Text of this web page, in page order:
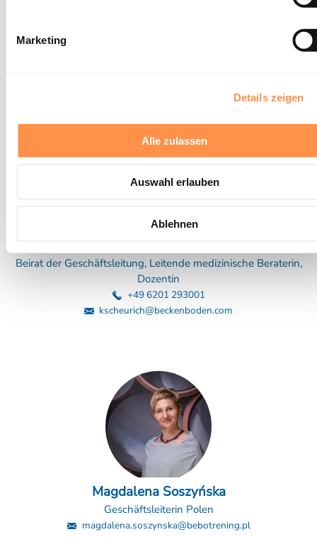
Marketing
Details zeigen
Alle zulassen
Auswahl erlauben
Ablehnen
Beirat der Geschäftsleitung, Leitende medizinische Beraterin,
Dozentin
+49 6201 293001
kscheurich@beckenboden.com
Magdalena Soszyńska
Geschäftsleiterin Polen
magdalena.soszynska@bebotrening.pl